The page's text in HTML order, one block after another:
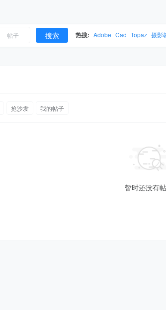
帖子 搜索 热搜: Adobe Cad Topaz 摄影
抢沙发 我的帖子
暂时还没有